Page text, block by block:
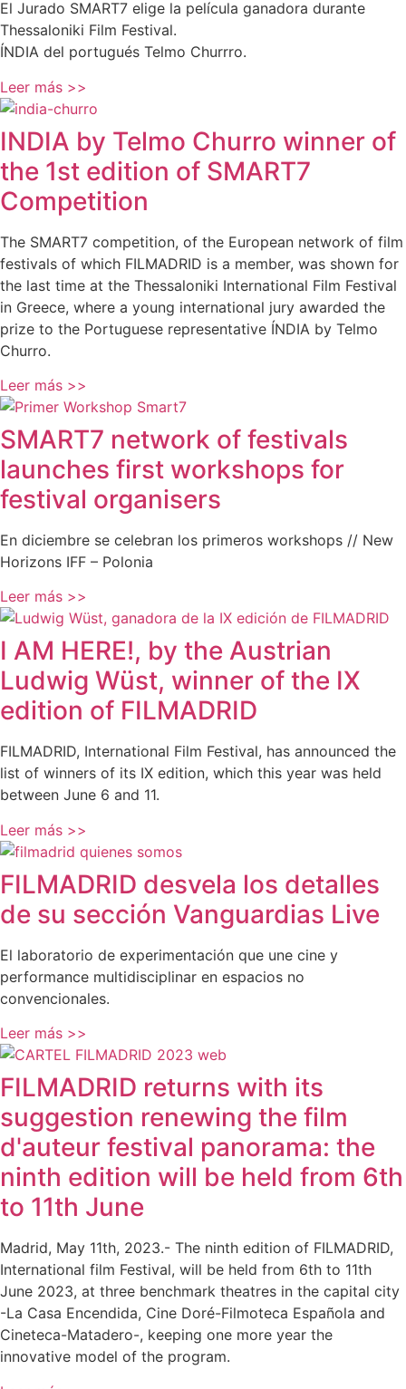
El Jurado SMART7 elige la película ganadora durante
Thessaloniki Film Festival.
ÍNDIA del portugués Telmo Churrro.
Leer más >>
INDIA by Telmo Churro winner of
the 1st edition of SMART7
Competition
The SMART7 competition, of the European network of film
festivals of which FILMADRID is a member, was shown for
the last time at the Thessaloniki International Film Festival
in Greece, where a young international jury awarded the
prize to the Portuguese representative ÍNDIA by Telmo
Churro.
Leer más >>
SMART7 network of festivals
launches first workshops for
festival organisers
En diciembre se celebran los primeros workshops // New
Horizons IFF – Polonia
Leer más >>
I AM HERE!, by the Austrian
Ludwig Wüst, winner of the IX
edition of FILMADRID
FILMADRID, International Film Festival, has announced the
list of winners of its IX edition, which this year was held
between June 6 and 11.
Leer más >>
FILMADRID desvela los detalles
de su sección Vanguardias Live
El laboratorio de experimentación que une cine y
performance multidisciplinar en espacios no
convencionales.
Leer más >>
FILMADRID returns with its
suggestion renewing the film
d'auteur festival panorama: the
ninth edition will be held from 6th
to 11th June
Madrid, May 11th, 2023.- The ninth edition of FILMADRID,
International film Festival, will be held from 6th to 11th
June 2023, at three benchmark theatres in the capital city
-La Casa Encendida, Cine Doré-Filmoteca Española and
Cineteca-Matadero-, keeping one more year the
innovative model of the program.